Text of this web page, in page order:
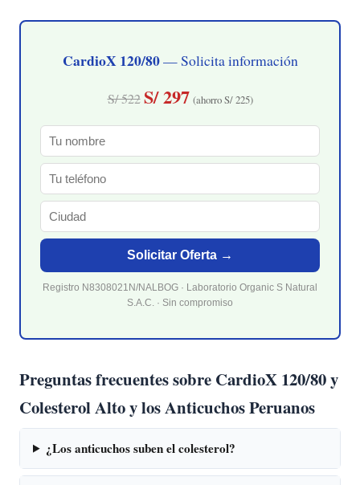
CardioX 120/80— Solicita información
S/ 522 S/ 297 (ahorro S/ 225)
Solicitar Oferta →
Registro N8308021N/NALBOG · Laboratorio Organic S Natural
S.A.C. · Sin compromiso
Preguntas frecuentes sobre CardioX 120/80 y
Colesterol Alto y los Anticuchos Peruanos
¿Los anticuchos suben el colesterol?